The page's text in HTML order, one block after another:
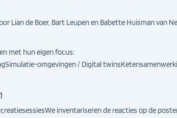
Lian de Boer, Bart Leupen en Babette Huisman van
met hun eigen focus:
omgevingen / Digital
inventariseren de reacties op de